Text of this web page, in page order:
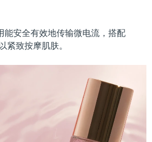
能安全有效地传输微电流，搭配
紧致按摩肌肤。
预计送达日期8/10/26
预计送达日期8/11/26
预计送达日期 8/10/26
预计送达日期 8/10/26